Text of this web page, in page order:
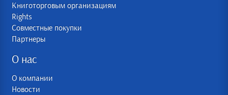
Книготорговым организациям
Rights
Совместные покупки
Партнеры
О нас
О компании
Новости